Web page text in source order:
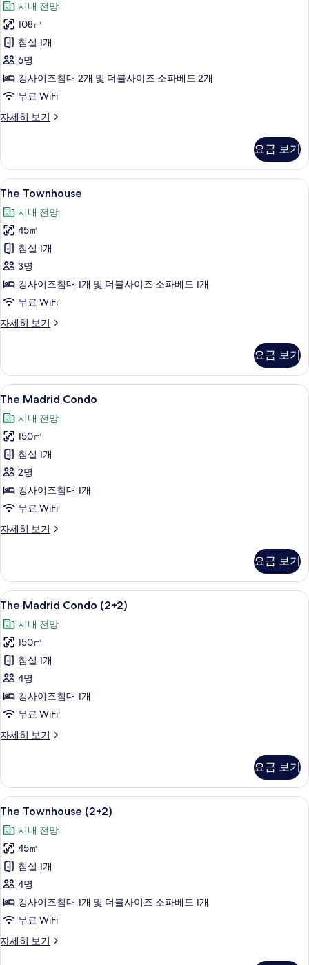
기
with
Terrace
Connecting
Rooms
(2+4)
사
진
모
보
기
시내 전망
108㎡
침실 1개
6명
킹사이즈침대 2개 및 더블사이즈 소파베드 2개
무료 WiFi
자세히 보기
The
Connecting
Rooms
(2+4)
세
히
보
기
요금 보기
The
Townhouse
사
진
모
두
보
기
5
The Townhouse
시내 전망
45㎡
침실 1개
3명
킹사이즈침대 1개 및 더블사이즈 소파베드 1개
무료 WiFi
자세히 보기
The
히
보
기
요금 보기
The
Madrid
Condo
사
진
모
두
보
기
6
The Madrid Condo
시내 전망
150㎡
침실 1개
2명
킹사이즈침대 1개
무료 WiFi
자세히 보기
The
세
히
보
요금 보기
The
Madrid
Condo
(2+2)
사
진
모
두
보
9
The Madrid Condo (2+2)
시내 전망
150㎡
침실 1개
4명
킹사이즈침대 1개
무료 WiFi
자세히 보기
The
자
세
히
기
요금 보기
The
Townhouse
(2+2)
사
진
모
두
보
기
7
The Townhouse (2+2)
시내 전망
45㎡
침실 1개
4명
킹사이즈침대 1개 및 더블사이즈 소파베드 1개
무료 WiFi
자세히 보기
The